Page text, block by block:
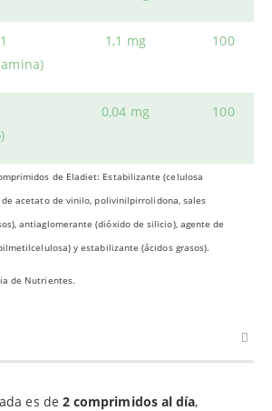
1,1 mg 100
0,04 mg 100
de Eladiet: Estabilizante (celulosa
acetato de vinilo, polivinilpirrolidona, sales
antiaglomerante (dióxido de silicio), agente de
y estabilizante (ácidos grasos).
de Nutrientes.
es de 2 comprimidos al día,